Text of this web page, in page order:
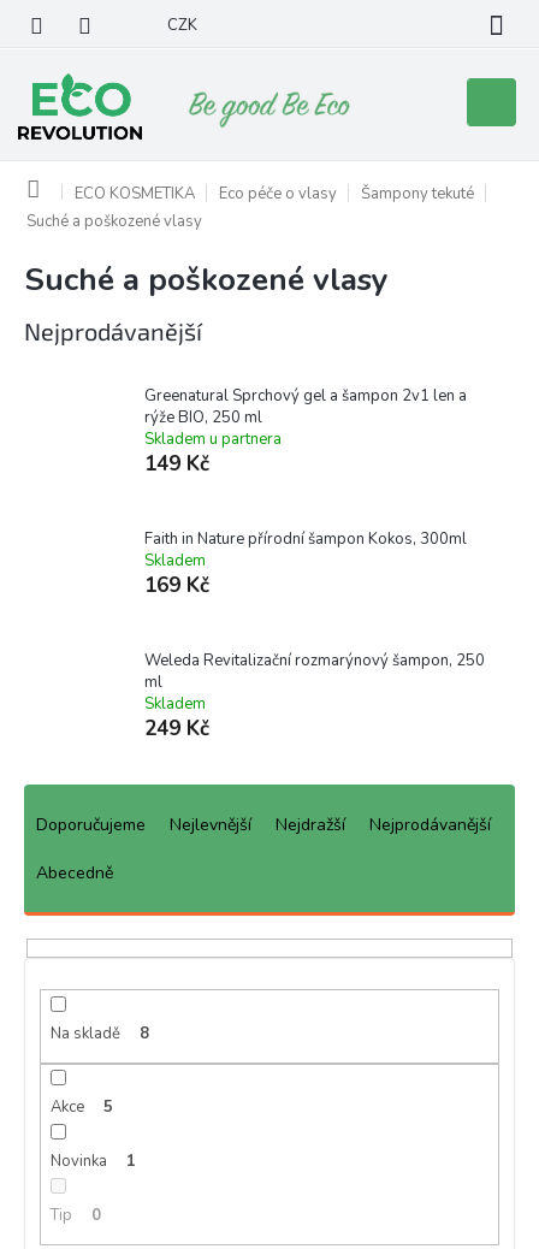
obsah
CZK
košík
Domů ECO KOSMETIKA Eco péče o vlasy
Šampony tekuté
Suché a poškozené vlasy
Suché a poškozené vlasy
Nejprodávanější
Greenatural Sprchový gel a šampon 2v1 len a
rýže BIO, 250 ml
Skladem u partnera
149 Kč
Faith in Nature přírodní šampon Kokos, 300ml
Skladem
169 Kč
Weleda Revitalizační rozmarýnový šampon, 250
ml
Skladem
249 Kč
Ř
p
Doporučujeme Nejlevnější Nejdražší Nejprodávanější
Abecedně
Na skladě 8
Akce 5
Novinka 1
Tip 0